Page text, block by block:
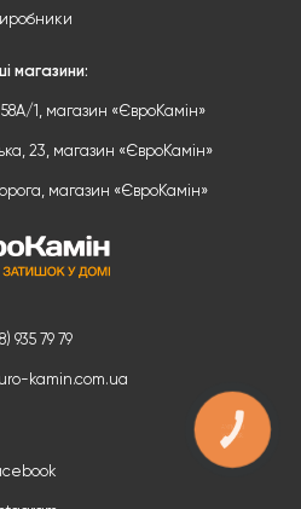
935 79 79
kamin.com.ua
магазини:
58А/1, магазин «ЄвроКамін»
23, магазин «ЄвроКамін»
магазин «ЄвроКамін»
КНОПКА
ЗВ'ЯЗКУ